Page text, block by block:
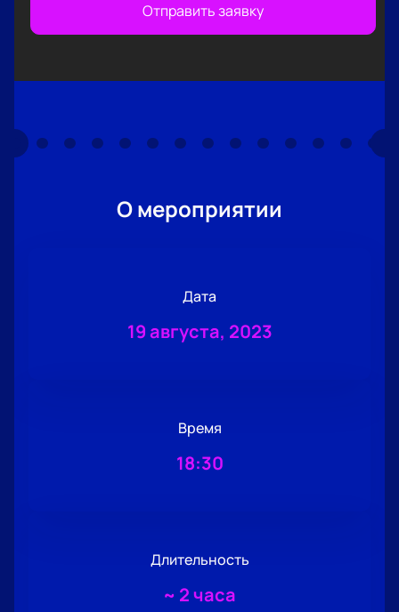
Отправить заявку
О мероприятии
Дата
19 августа, 2023
Время
18:30
Длительность
~ 2 часа